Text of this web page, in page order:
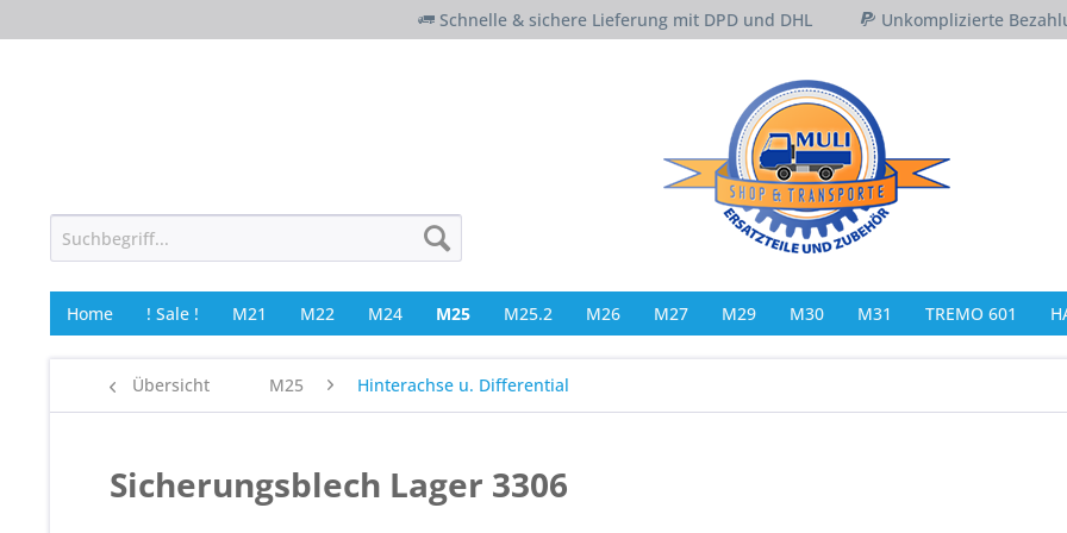
Schnelle & sichere Lieferung mit DPD und DHL Unkomplizierte
Home ! Sale ! M21 M22 M24 M25 M25.2 M26 M27 M29 M30 M31 TREMO 601
Übersicht M25 Hinterachse u. Differential
Sicherungsblech Lager 3306